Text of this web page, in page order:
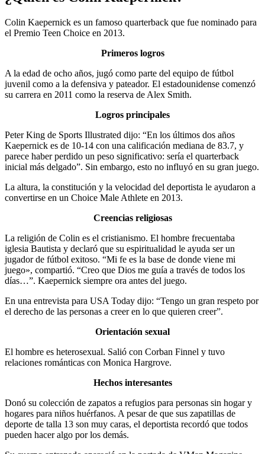
Colin Kaepernick es un famoso quarterback que fue nominado para
el Premio Teen Choice en 2013.
Primeros logros
A la edad de ocho años, jugó como parte del equipo de fútbol
juvenil como a la defensiva y pateador. El estadounidense comenzó
su carrera en 2011 como la reserva de Alex Smith.
Logros principales
Peter King de Sports Illustrated dijo: “En los últimos dos años
Kaepernick es de 10-14 con una calificación mediana de 83.7, y
parece haber perdido un peso significativo: sería el quarterback
inicial más delgado”. Sin embargo, esto no influyó en su gran juego.
La altura, la constitución y la velocidad del deportista le ayudaron a
convertirse en un Choice Male Athlete en 2013.
Creencias religiosas
La religión de Colin es el cristianismo. El hombre frecuentaba
iglesia Bautista y declaró que su espiritualidad le ayuda ser un
jugador de fútbol exitoso. “Mi fe es la base de donde viene mi
juego», compartió. “Creo que Dios me guía a través de todos los
días…”. Kaepernick siempre ora antes del juego.
En una entrevista para USA Today dijo: “Tengo un gran respeto por
el derecho de las personas a creer en lo que quieren creer”.
Orientación sexual
El hombre es heterosexual. Salió con Corban Finnel y tuvo
relaciones románticas con Monica Hargrove.
Hechos interesantes
Donó su colección de zapatos a refugios para personas sin hogar y
hogares para niños huérfanos. A pesar de que sus zapatillas de
deporte de talla 13 son muy caras, el deportista recordó que todos
pueden hacer algo por los demás.